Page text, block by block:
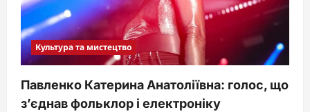
Культура та мистецтво
Павленко Катерина Анатоліївна: голос, що
з’єднав фольклор і електроніку